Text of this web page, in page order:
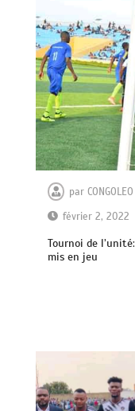
parCONGOLEO
février 2, 2022
Tournoi de
mis en jeu